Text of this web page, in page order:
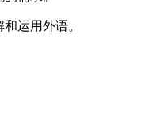
运用外语。